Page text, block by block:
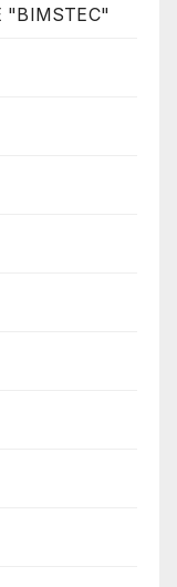
"BIMSTEC"